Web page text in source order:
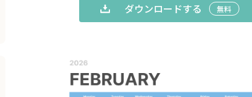
ダウンロードする 無料